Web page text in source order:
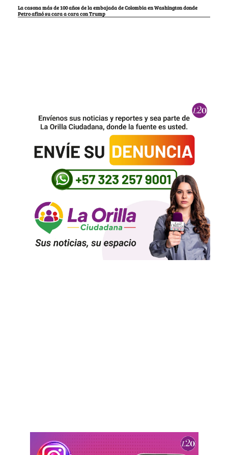
La casona más de 100 años de la embajada de Colombia en Washington donde
Petro afinó su cara a cara con Trump